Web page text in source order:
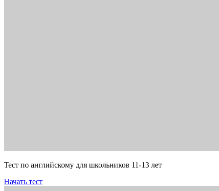
Тест по английскому для школьников 11-13 лет
Начать тест